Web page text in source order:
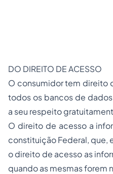
DO DIREITO DE ACESSO
O consumidor tem direito
todos os bancos de
a seu respeito
O direito de acesso a
constituição Federal, que,
o direito de acesso as
quando as mesmas forem